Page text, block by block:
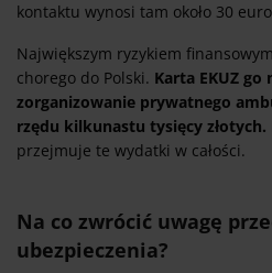
kontaktu wynosi tam około 30
Największym ryzykiem
chorego do Polski. Karta EKUZ
zorganizowanie prywatnego
rzędu kilkunastu tysięcy złotych.
przejmuje te wydatki w całości.
Na co zwrócić uwagę
ubezpieczenia?